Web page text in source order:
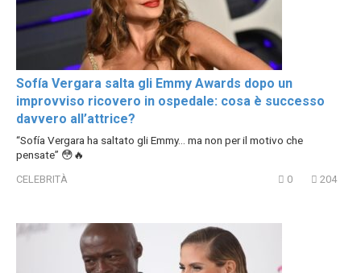
Sofía Vergara salta gli Emmy Awards dopo un
improvviso ricovero in ospedale: cosa è successo
davvero all’attrice?
“Sofía Vergara ha saltato gli Emmy… ma non per il motivo che
pensate” 😳🔥
CELEBRITÀ 0 204